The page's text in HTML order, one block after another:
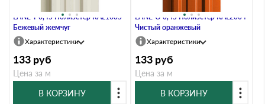
LАNE-T 0,45 Полиэстер RAL1035
Бежевый жемчуг
Характеристики
133 руб
Цена за м
В КОРЗИНУ
LАNE-O 0,45 Полиэстер RAL2004
Чистый оранжевый
Характеристики
133 руб
Цена за м
В КОРЗИНУ